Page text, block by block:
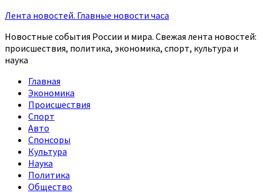
Лента новостей. Главные новости часа
Новостные события России и мира. Свежая лента новостей:
происшествия, политика, экономика, спорт, культура и
наука
Главная
Экономика
Происшествия
Спорт
Авто
Спонсоры
Культура
Наука
Политика
Общество